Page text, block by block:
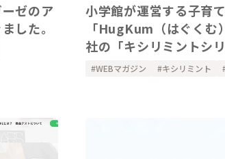
ゼのア
した。
小学館が運営する子育
「HugKum（はぐくむ
社の「キシリミントシ
紹介いただきました
WEBマガジン キシリミント